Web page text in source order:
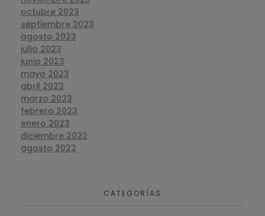
octubre 2023
septiembre 2023
agosto 2023
julio 2023
junio 2023
mayo 2023
abril 2023
marzo 2023
febrero 2023
enero 2023
diciembre 2022
agosto 2022
CATEGORÍAS